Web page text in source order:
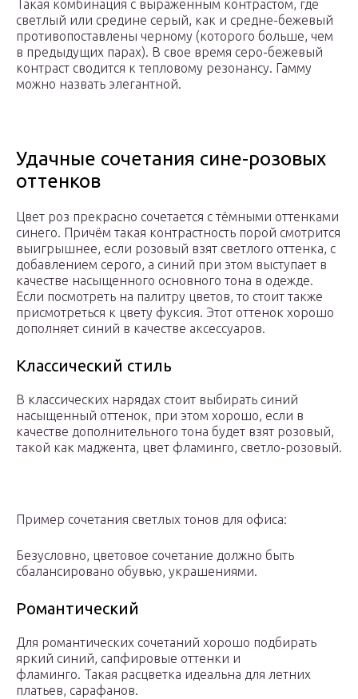
Такая комбинация с выраженным контрастом, где
светлый или средине серый, как и средне-бежевый
противопоставлены черному (которого больше, чем
в предыдущих парах). В свое время серо-бежевый
контраст сводится к тепловому резонансу. Гамму
можно назвать элегантной.
Удачные сочетания сине-розовых
оттенков
Цвет роз прекрасно сочетается с тёмными оттенками
синего. Причём такая контрастность порой смотрится
выигрышнее, если розовый взят светлого оттенка, с
добавлением серого, а синий при этом выступает в
качестве насыщенного основного тона в одежде.
Если посмотреть на палитру цветов, то стоит также
присмотреться к цвету фуксия. Этот оттенок хорошо
дополняет синий в качестве аксессуаров.
Классический стиль
В классических нарядах стоит выбирать синий
насыщенный оттенок, при этом хорошо, если в
качестве дополнительного тона будет взят розовый,
такой как маджента, цвет фламинго, светло-розовый.
Пример сочетания светлых тонов для офиса:
Безусловно, цветовое сочетание должно быть
сбалансировано обувью, украшениями.
Романтический
Для романтических сочетаний хорошо подбирать
яркий синий, сапфировые оттенки и
фламинго. Такая расцветка идеальна для летних
платьев, сарафанов.